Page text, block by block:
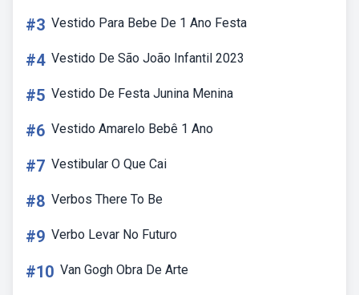
#3 Vestido Para Bebe De 1 Ano Festa
#4 Vestido De São João Infantil 2023
#5 Vestido De Festa Junina Menina
#6 Vestido Amarelo Bebê 1 Ano
#7 Vestibular O Que Cai
#8 Verbos There To Be
#9 Verbo Levar No Futuro
#10 Van Gogh Obra De Arte